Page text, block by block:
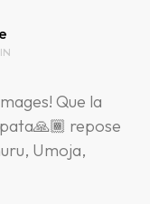
Que la
repose
Umoja,